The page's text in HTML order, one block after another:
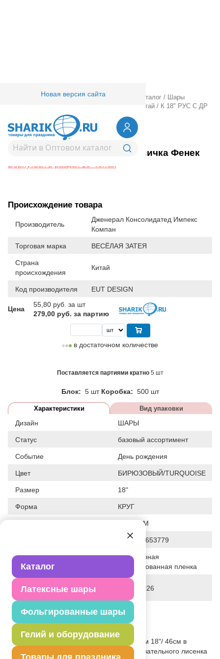
Каталог
Латексные шары
Фольгированные шары
Гелий и оборудование
Товары для праздника
Новая версия сайта
Товары для праздника/ Оптовый каталог /
Шары
18" Китай / К 18" РУС С ДР
1202-4320К 18" РУС С ДР Лисичка Фенек
Вернуться в раздел 18" Китай
Происхождение товара
Производитель
Дженерал Консолидатед Импекс
Компан
Торговая марка ВЕСЁЛАЯ ЗАТЕЯ
Страна
происхождения
Китай
Код производителя EUT DESIGN
Цена
55,80 руб. за шт
279,00 руб. за партию
в достаточном количестве
Поставляется партиями кратно 5 шт
Блок: 5 шт Коробка: 500 шт
Характеристики Вид упаковки
Дизайн ШАРЫ
Статус базовый ассортимент
Событие День рождения
Цвет БИРЮЗОВЫЙ/TURQUOISE
Размер 18"
Форма КРУГ
18"/46СМ
4690390653779
Полимерная
фольгированная пленка
элемента
02-07-2026
Вес 17.000 г
Описание товара
Круглый фольгированный шар размером 18"/ 46см в
ненадутом виде с изображением очаровательного лисенка